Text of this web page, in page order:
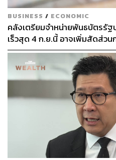
BUSINESS / ECONOMIC
คลังเตรียมจำหน่ายพันธบัตรรัฐ
เร็วสุด 4 ก.ย.นี้ อาจเพิ่มสัดส่ว
First มากขึ้น